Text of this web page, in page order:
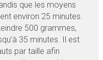
que les moyens
environ 25 minutes.
500 grammes,
35 minutes. Il est
par taille afin